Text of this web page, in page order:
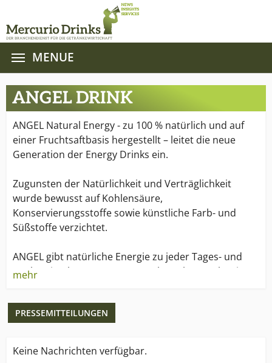
MENUE
ANGEL DRINK
ANGEL Natural Energy - zu 100 % natürlich und auf
einer Fruchtsaftbasis hergestellt – leitet die neue
Generation der Energy Drinks ein.
Zugunsten der Natürlichkeit und Verträglichkeit
wurde bewusst auf Kohlensäure,
Konservierungsstoffe sowie künstliche Farb- und
Süßstoffe verzichtet.
ANGEL gibt natürliche Energie zu jeder Tages- und
Nachtzeit: ob morgens zum Frühstück, tagsüber in
Nächte.
mehr
PRESSEMITTEILUNGEN
Keine Nachrichten verfügbar.